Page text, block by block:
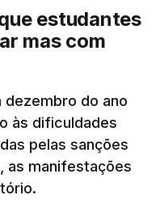
estudantes
mas com
do ano
às dificuldades
pelas sanções
as manifestações